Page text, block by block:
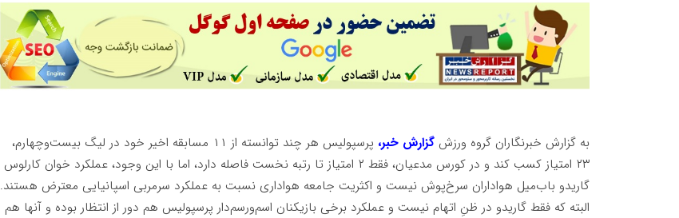
به گزارش خبرنگاران گروه ورزشگزارش خبر،
پرسپولیس هر چند توانسته از ۱۱ مسابقه اخیر خود در لیگ بیست‌وچهارم،
۲۳ امتیاز کسب کند و در کورس مدعیان، فقط ۲ امتیاز تا رتبه نخست فاصله دارد، اما با این وجود، عملکرد خوان کارلوس
گاریدو باب‌میل هواداران سرخ‌پوش نیست و اکثریت جامعه هواداری نسبت به عملکرد سرمربی اسپانیایی معترض هستند.
البته که فقط گاریدو در ظنِ اتهام نیست و عملکرد برخی بازیکنان اسم‌ورسم‌دار پرسپولیس هم دور از انتظار بوده و آنها هم